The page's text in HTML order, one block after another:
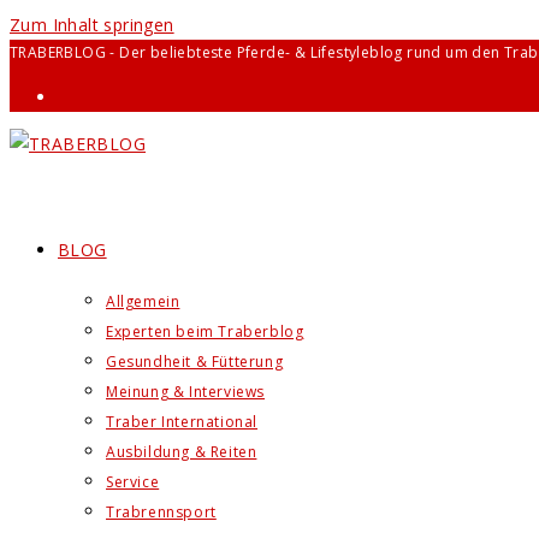
Zum Inhalt springen
TRABERBLOG - Der beliebteste Pferde- & Lifestyleblog rund um den
BLOG
Allgemein
Experten beim Traberblog
Gesundheit & Fütterung
Meinung & Interviews
Traber International
Ausbildung & Reiten
Service
Trabrennsport